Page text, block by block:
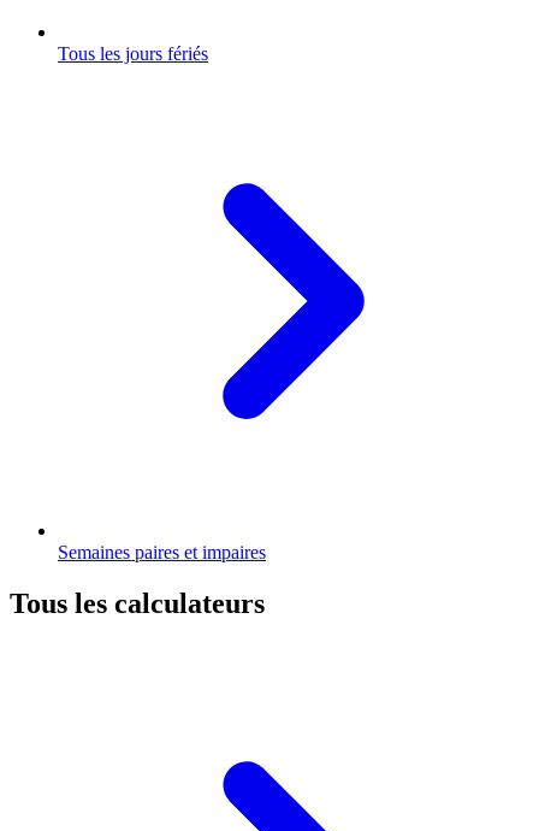
Tous les jours fériés
Semaines paires et impaires
Tous les calculateurs